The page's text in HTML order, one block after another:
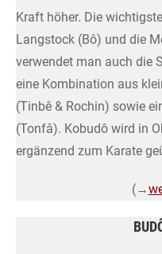
Kraft höher. Die
Langstock (Bô) und die
verwendet man auch die
eine Kombination aus
(Tinbê & Rochin) sowie
(Tonfâ). Kobudô wird in
ergänzend zum Karate
(→